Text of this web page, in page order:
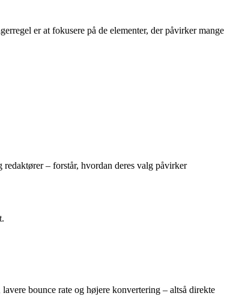
er at fokusere på de elementer, der påvirker mange
– forstår, hvordan deres valg påvirker
bounce rate og højere konvertering – altså direkte